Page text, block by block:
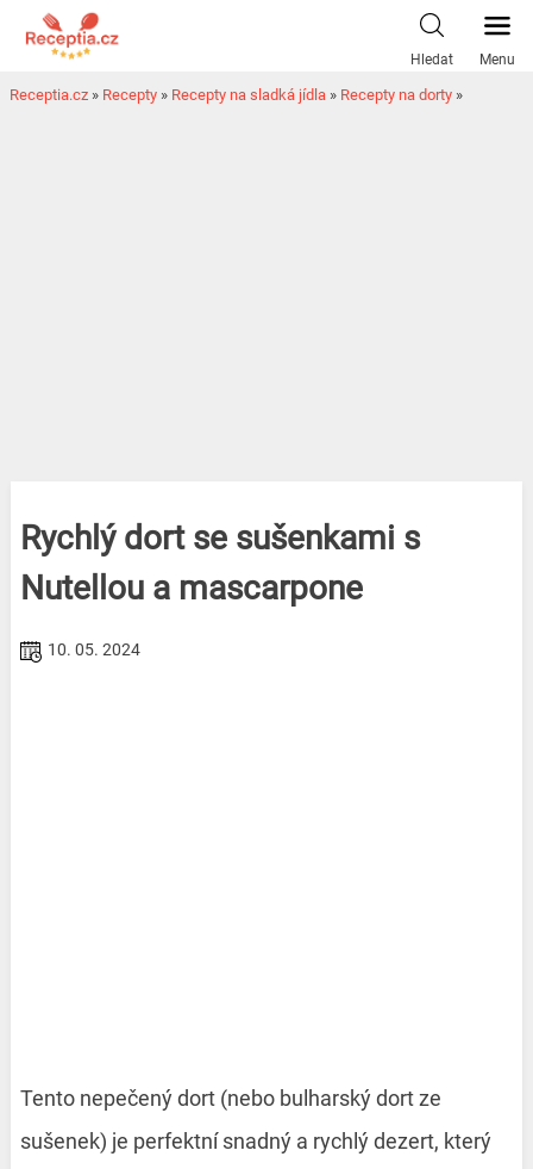
Hledat Menu
Receptia.cz » Recepty » Recepty na sladká jídla » Recepty na dorty »
Rychlý dort se sušenkami s
Nutellou a mascarpone
10. 05. 2024
Tento nepečený dort (nebo bulharský dort ze
sušenek) je perfektní snadný a rychlý dezert, který